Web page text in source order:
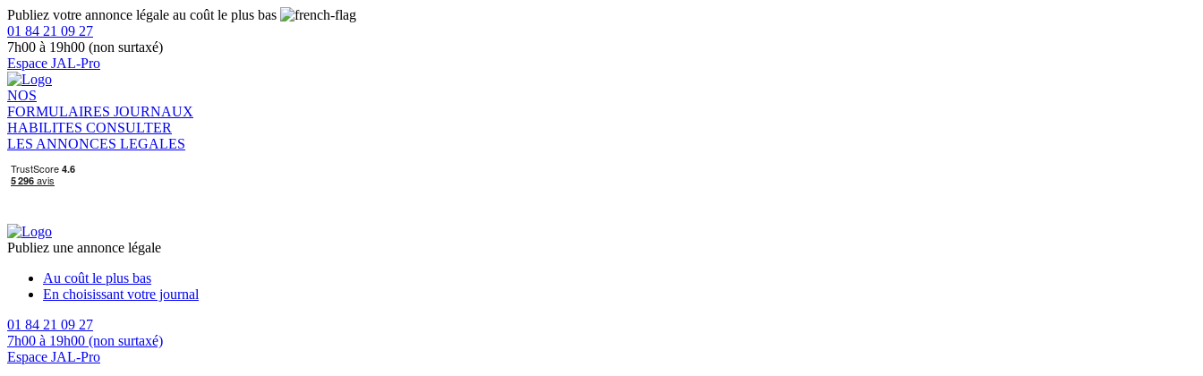
Publiez votre annonce légale au coût le plus bas
01 84 21 09 27
7h00 à 19h00 (non surtaxé)
Espace JAL-Pro
NOS
FORMULAIRES JOURNAUX
HABILITES CONSULTER
LES ANNONCES LEGALES
Publiez une annonce légale
Au coût le plus bas
En choisissant votre journal
01 84 21 09 27
7h00 à 19h00 (non surtaxé)
Espace JAL-Pro